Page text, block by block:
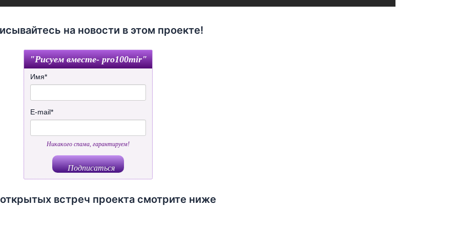
на новости в этом проекте!
"Рисуем вместе- pro100mir"
Имя*
E-mail*
Никакого спама, гарантируем!
встреч проекта смотрите ниже